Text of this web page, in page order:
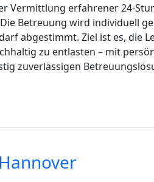
Vermittlung erfahrener 24-
Betreuung wird individuell
abgestimmt. Ziel ist es, die
zu entlasten – mit
zuverlässigen